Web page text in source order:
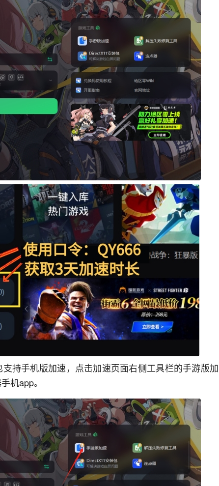
持手机版加速，点击加速页面右侧工具栏的手游版加
机app。